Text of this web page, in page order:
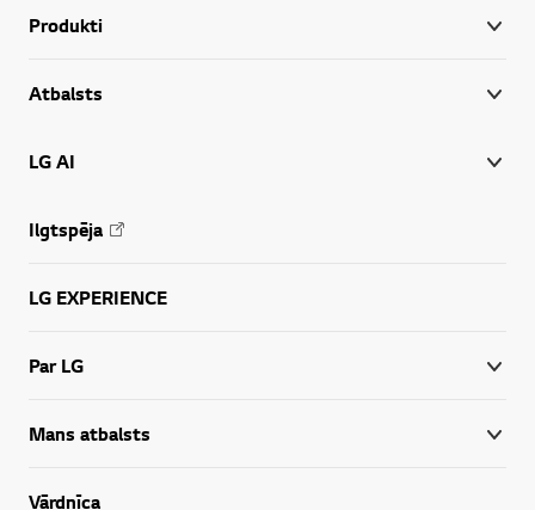
Produkti
Atbalsts
LG AI
Ilgtspēja
LG EXPERIENCE
Par LG
Mans atbalsts
Vārdnīca